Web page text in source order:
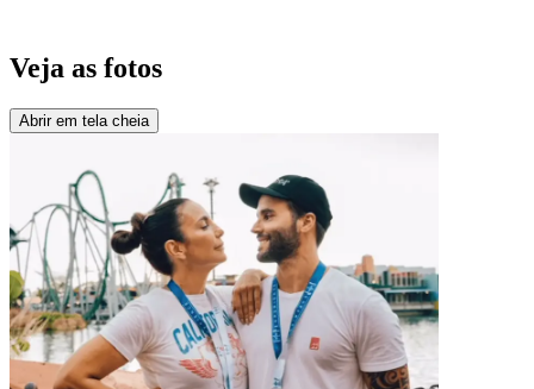
Veja as fotos
Abrir em tela cheia